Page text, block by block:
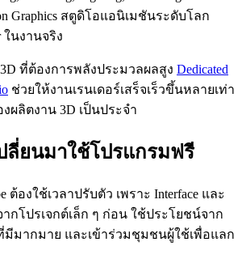
Graphics สตูดิโอแอนิเมชันระดับโลก
ในงานจริง
ที่ต้องการพลังประมวลผลสูง Dedicated
ช่วยให้งานเรนเดอร์เสร็จเร็วขึ้นหลายเท่า
ผลิตงาน 3D เป็นประจำ
ลี่ยนมาใช้โปรแกรมฟรี
ต้องใช้เวลาปรับตัว เพราะ Interface และ
กโปรเจกต์เล็ก ๆ ก่อน ใช้ประโยชน์จาก
มากมาย และเข้าร่วมชุมชนผู้ใช้เพื่อแลก